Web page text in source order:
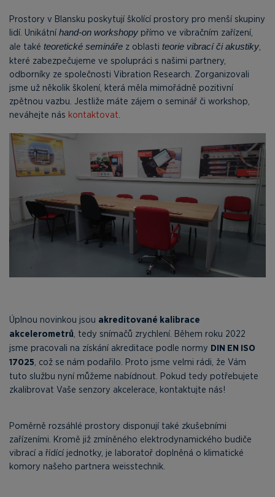
Prostory v Blansku poskytují školící prostory pro menší skupiny
lidí. Unikátní hand-on workshopy přímo ve vibračním zařízení,
ale také teoretické semináře z oblasti teorie vibrací či akustiky
které zabezpečujeme ve spolupráci s našimi partnery,
odborníky ze společnosti Vibration Research. Zorganizovali
jsme už několik školení, která měla mimořádně pozitivní
zpětnou vazbu. Jestliže máte zájem o seminář či workshop,
neváhejte nás kontaktovat
Úplnou novinkou jsou akreditované kalibrace
akcelerometrů , tedy snímačů zrychlení. Během roku 2022
jsme pracovali na získání akreditace podle normy DIN EN ISO
17025 , což se nám podařilo. Proto jsme velmi rádi, že Vám
tuto službu nyní můžeme nabídnout. Pokud tedy potřebujete
zkalibrovat Vaše senzory akcelerace, kontaktujte nás!
Poměrně rozsáhlé prostory disponují také zkušebními
zařízeními. Kromě již zmíněného elektrodynamického budiče
vibrací a řídící jednotky, je laboratoř doplněná o klimatické
komory našeho partnera weisstechnik.